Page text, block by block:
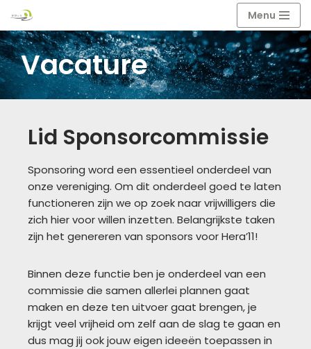
Ga
naar
de
inhoud
Menu
Vacature
Lid Sponsorcommissie
Sponsoring word een essentieel onderdeel van
onze vereniging. Om dit onderdeel goed te laten
functioneren zijn we op zoek naar vrijwilligers die
zich hier voor willen inzetten. Belangrijkste taken
zijn het genereren van sponsors voor Hera’11!
Binnen deze functie ben je onderdeel van een
commissie die samen allerlei plannen gaat
maken en deze ten uitvoer gaat brengen, je
krijgt veel vrijheid om zelf aan de slag te gaan en
dus mag jij ook jouw eigen ideeën toepassen in